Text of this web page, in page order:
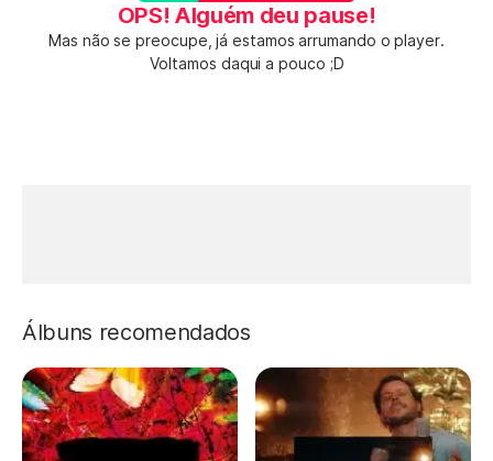
OPS! Alguém deu pause!
Mas não se preocupe, já estamos arrumando o player.
Voltamos daqui a pouco ;D
Álbuns recomendados